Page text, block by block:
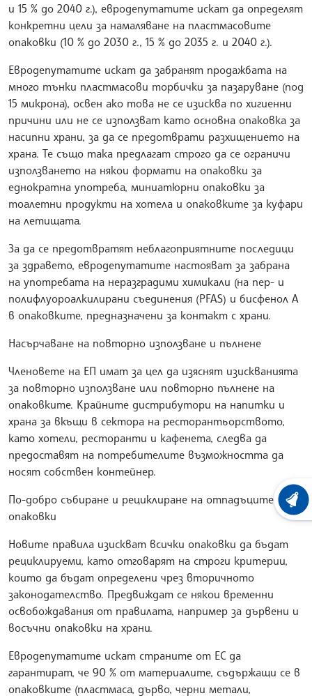
и 15 % до 2040 г.), евродепутатите искат да определят
конкретни цели за намаляване на пластмасовите
опаковки (10 % до 2030 г., 15 % до 2035 г. и 2040 г.).
Евродепутатите искат да забранят продажбата на
много тънки пластмасови торбички за пазаруване (под
15 микрона), освен ако това не се изисква по хигиенни
причини или не се използват като основна опаковка за
насипни храни, за да се предотврати разхищението на
храна. Те също така предлагат строго да се ограничи
използването на някои формати на опаковки за
еднократна употреба, миниатюрни опаковки за
тоалетни продукти на хотела и опаковките за куфари
на летищата.
За да се предотвратят неблагоприятните последици
за здравето, евродепутатите настояват за забрана
на употребата на неразградими химикали (на пер- и
полифлуороалкилирани съединения (PFAS) и бисфенол А
в опаковките, предназначени за контакт с храни.
Насърчаване на повторно използване и пълнене
Членовете на ЕП имат за цел да изяснят изискванията
за повторно използване или повторно пълнене на
опаковките. Крайните дистрибутори на напитки и
храна за вкъщи в сектора на ресторантьорството,
като хотели, ресторанти и кафенета, следва да
предоставят на потребителите възможността да
носят собствен контейнер.
По-добро събиране и рециклиране на отпадъците от
опаковки
Новите правила изискват всички опаковки да бъдат
рециклируеми, като отговарят на строги критерии,
които да бъдат определени чрез вторичното
законодателство. Предвиждат се някои временни
освобождавания от правилата, например за дървени и
восъчни опаковки на храни.
Евродепутатите искат страните от ЕС да
гарантират, че 90 % от материалите, съдържащи се в
опаковките (пластмаса, дърво, черни метали,